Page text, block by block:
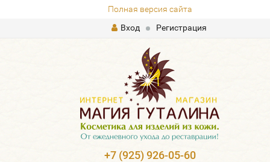
Полная версия сайта
Вход
Регистрация
+7 (925) 926-05-60